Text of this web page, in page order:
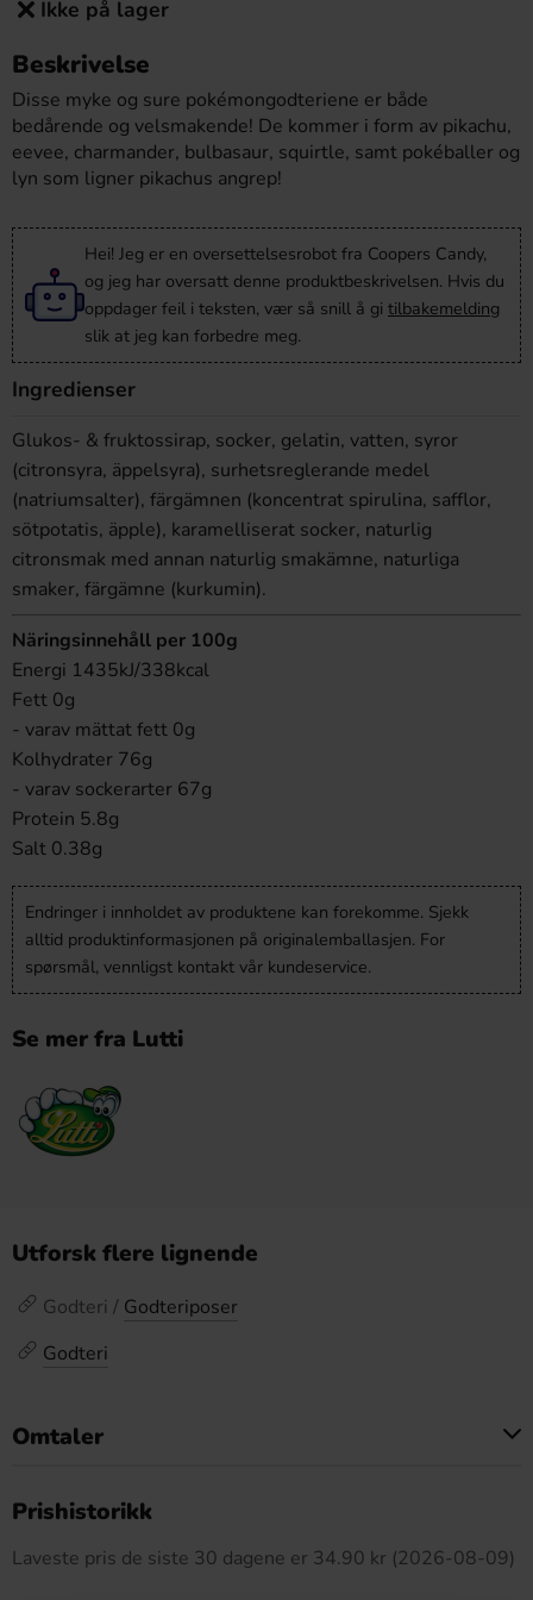
Ikke på lager
Beskrivelse
Disse myke og sure pokémongodteriene er både
bedårende og velsmakende! De kommer i form av pikachu,
eevee, charmander, bulbasaur, squirtle, samt pokéballer og
lyn som ligner pikachus angrep!
Hei! Jeg er en oversettelsesrobot fra Coopers Candy,
og jeg har oversatt denne produktbeskrivelsen. Hvis du
oppdager feil i teksten, vær så snill å gi tilbakemelding
slik at jeg kan forbedre meg.
Ingredienser
Glukos- & fruktossirap, socker, gelatin, vatten, syror
(citronsyra, äppelsyra), surhetsreglerande medel
(natriumsalter), färgämnen (koncentrat spirulina, safflor,
sötpotatis, äpple), karamelliserat socker, naturlig
citronsmak med annan naturlig smakämne, naturliga
smaker, färgämne (kurkumin).
Näringsinnehåll per 100g
Energi 1435kJ/338kcal
Fett 0g
- varav mättat fett 0g
Kolhydrater 76g
- varav sockerarter 67g
Protein 5.8g
Salt 0.38g
Endringer i innholdet av produktene kan forekomme. Sjekk
alltid produktinformasjonen på originalemballasjen. For
spørsmål, vennligst kontakt vår kundeservice.
Se mer fra Lutti
Utforsk flere lignende
Godteri / Godteriposer
Godteri
Omtaler
Prishistorikk
Laveste pris de siste 30 dagene er 34.90 kr (2026-08-09)